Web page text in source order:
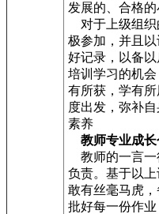
发展的、合格的
对于上级组织
极参加，并且
好记录，以备
培训学习的机
有所获，学有
度出发，弥补
素养
教师专业成
教师的一言一
负责。基于以
敢有丝毫马虎，
批好每一份作